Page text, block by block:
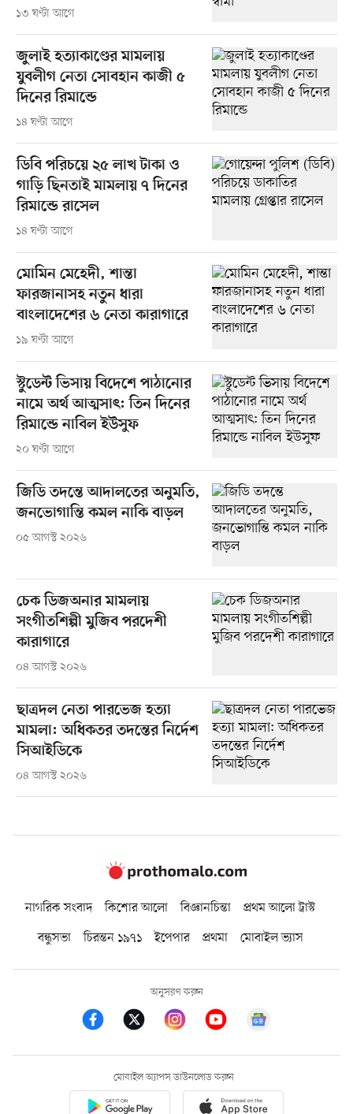
১৩ ঘণ্টা আগে
জুলাই হত্যাকাণ্ডের মামলায়
যুবলীগ নেতা সোবহান কাজী ৫
দিনের রিমান্ডে
১৪ ঘণ্টা আগে
ডিবি পরিচয়ে ২৫ লাখ টাকা ও
গাড়ি ছিনতাই মামলায় ৭ দিনের
রিমান্ডে রাসেল
১৪ ঘণ্টা আগে
মোমিন মেহেদী, শান্তা
ফারজানাসহ নতুন ধারা
বাংলাদেশের ৬ নেতা কারাগারে
১৯ ঘণ্টা আগে
স্টুডেন্ট ভিসায় বিদেশে পাঠানোর
নামে অর্থ আত্মসাৎ: তিন দিনের
রিমান্ডে নাবিল ইউসুফ
২০ ঘণ্টা আগে
জিডি তদন্তে আদালতের অনুমতি,
জনভোগান্তি কমল নাকি বাড়ল
০৫ আগস্ট ২০২৬
চেক ডিজঅনার মামলায়
সংগীতশিল্পী মুজিব পরদেশী
কারাগারে
০৪ আগস্ট ২০২৬
ছাত্রদল নেতা পারভেজ হত্যা
মামলা: অধিকতর তদন্তের নির্দেশ
সিআইডিকে
০৪ আগস্ট ২০২৬
নাগরিক সংবাদ কিশোর আলো বিজ্ঞানচিন্তা
প্রথম আলো ট্রাস্ট
বন্ধুসভা
চিরন্তন ১৯৭১ ইপেপার প্রথমা মোবাইল ভ্যাস
অনুসরণ করুন
মোবাইল অ্যাপস ডাউনলোড করুন